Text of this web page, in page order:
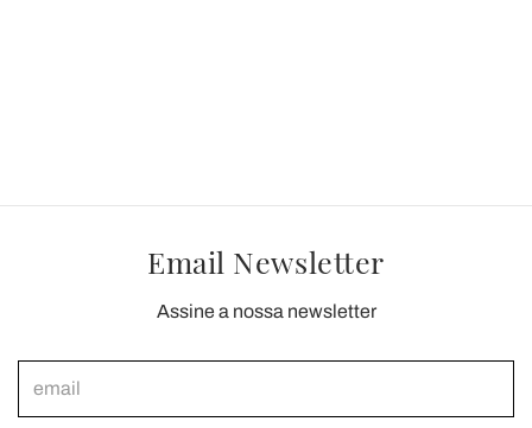
Email Newsletter
Assine a nossa newsletter